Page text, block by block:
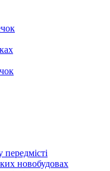
новобудовах